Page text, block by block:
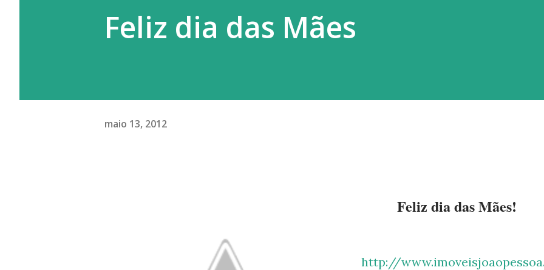
Feliz dia das Mães
maio 13, 2012
Feliz dia das Mães!
http://www.imoveisjoaopessoa.c